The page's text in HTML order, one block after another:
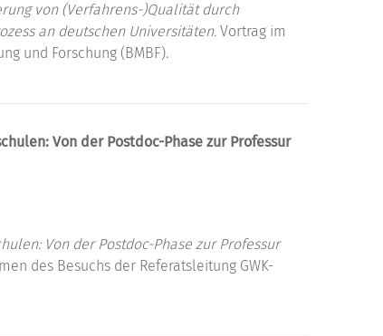
von (Verfahrens-)Qualität durch
an deutschen Universitäten. Vortrag im
und Forschung (BMBF).
Von der Postdoc-Phase zur Professur
Von der Postdoc-Phase zur Professur
des Besuchs der Referatsleitung GWK-